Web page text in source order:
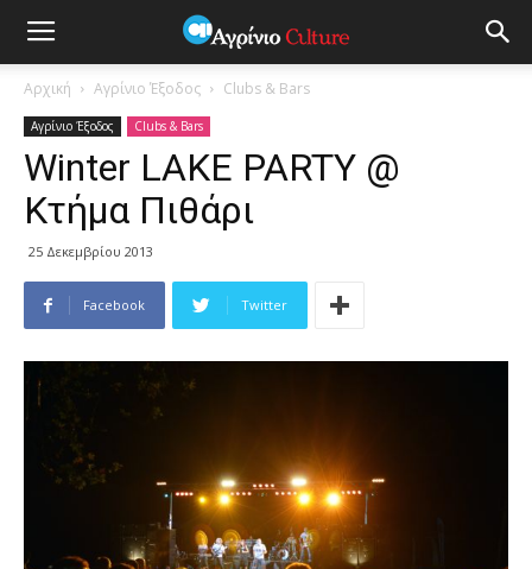
Αρχική Αγρίνιο Έξοδος Clubs & Bars
Αγρίνιο Έξοδος Clubs & Bars
Winter LAKE PARTY @
Κτήμα Πιθάρι
25 Δεκεμβρίου 2013
Facebook Twitter